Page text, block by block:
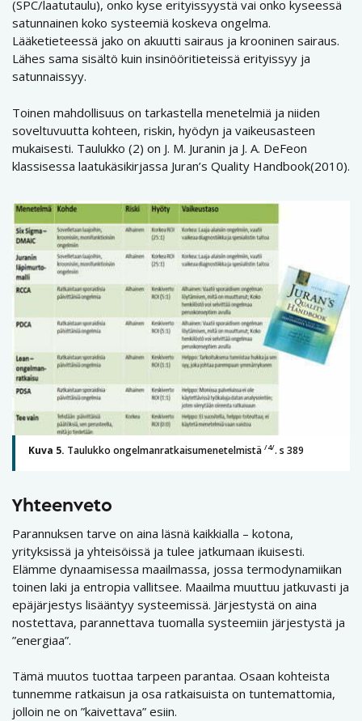
(SPC/laatutaulu), onko kyse erityissyystä vai onko kyseessä
satunnainen koko systeemiä koskeva ongelma.
Lääketieteessä jako on akuutti sairaus ja krooninen sairaus.
Lähes sama sisältö kuin insinööritieteissä erityissyy ja
satunnaissyy.
Toinen mahdollisuus on tarkastella menetelmiä ja niiden
soveltuvuutta kohteen, riskin, hyödyn ja vaikeusasteen
mukaisesti. Taulukko (2) on J. M. Juranin ja J. A. DeFeon
klassisessa laatukäsikirjassa Juran’s Quality Handbook(2010).
Kuva 5. Taulukko ongelmanratkaisumenetelmistä /4/. s 389
Yhteenveto
Parannuksen tarve on aina läsnä kaikkialla – kotona,
yrityksissä ja yhteisöissä ja tulee jatkumaan ikuisesti.
Elämme dynaamisessa maailmassa, jossa termodynamiikan
toinen laki ja entropia vallitsee. Maailma muuttuu jatkuvasti ja
epäjärjestys lisääntyy systeemissä. Järjestystä on aina
nostettava, parannettava tuomalla systeemiin järjestystä ja
”energiaa”.
Tämä muutos tuottaa tarpeen parantaa. Osaan kohteista
tunnemme ratkaisun ja osa ratkaisuista on tuntemattomia,
jolloin ne on ”kaivettava” esiin.